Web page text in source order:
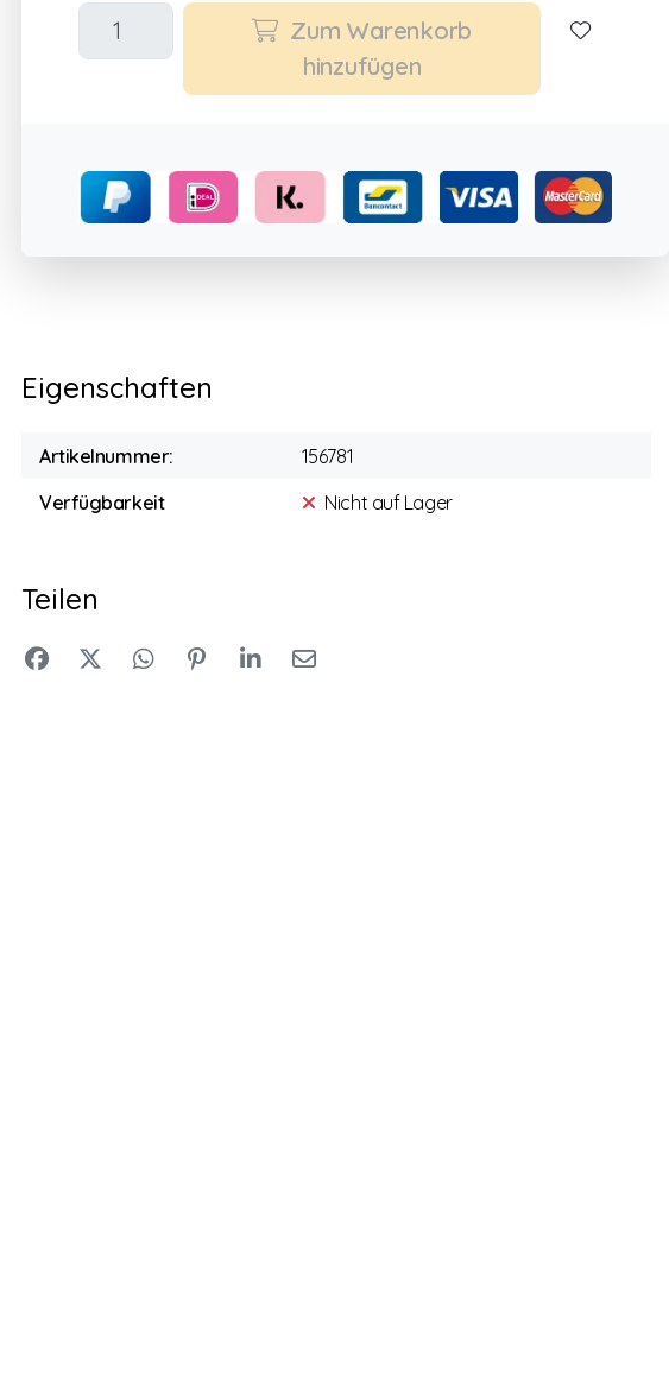
Zum Warenkorb
hinzufügen
Eigenschaften
Artikelnummer:
156781
Verfügbarkeit
Nicht auf Lager
Teilen